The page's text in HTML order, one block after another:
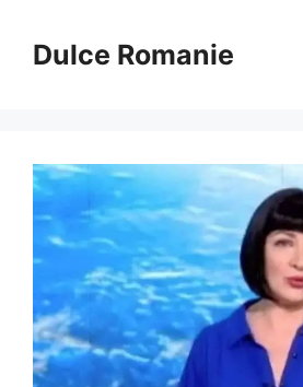
conținutDulce Romanie